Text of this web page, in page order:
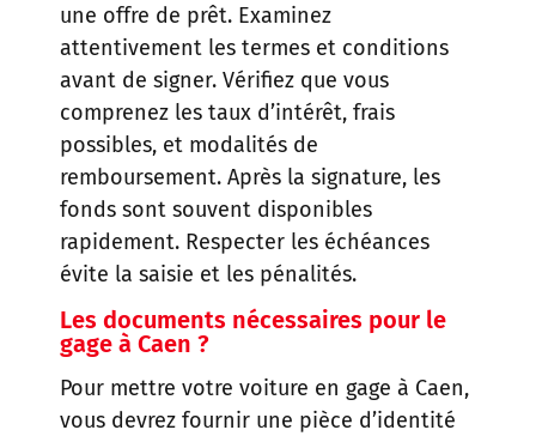
une offre de prêt. Examinez
attentivement les termes et conditions
avant de signer. Vérifiez que vous
comprenez les taux d’intérêt, frais
possibles, et modalités de
remboursement. Après la signature, les
fonds sont souvent disponibles
rapidement. Respecter les échéances
évite la saisie et les pénalités.
Les documents nécessaires pour le
gage à Caen ?
Pour mettre votre voiture en gage à Caen,
vous devrez fournir une pièce d’identité